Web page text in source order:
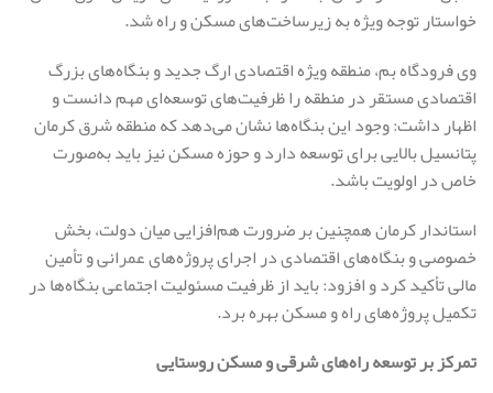
خواستار توجه ویژه به زیرساخت‌های مسکن و راه شد.
وی فرودگاه بم، منطقه ویژه اقتصادی ارگ جدید و بنگاه‌های بزرگ
اقتصادی مستقر در منطقه را ظرفیت‌های توسعه‌ای مهم دانست و
اظهار داشت: وجود این بنگاه‌ها نشان می‌دهد که منطقه شرق کرمان
پتانسیل بالایی برای توسعه دارد و حوزه مسکن نیز باید به‌صورت
خاص در اولویت باشد.
استاندار کرمان همچنین بر ضرورت هم‌افزایی میان دولت، بخش
خصوصی و بنگاه‌های اقتصادی در اجرای پروژه‌های عمرانی و تأمین
مالی تأکید کرد و افزود: باید از ظرفیت مسئولیت اجتماعی بنگاه‌ها در
تکمیل پروژه‌های راه و مسکن بهره برد.
تمرکز بر توسعه راه‌های شرقی و مسکن روستایی